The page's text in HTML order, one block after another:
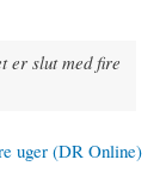
er slut med fire
uger (DR Online)